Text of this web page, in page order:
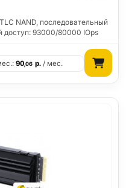
NAND, последовательный
доступ: 93000/80000 IOps
90,06 р./ мес.